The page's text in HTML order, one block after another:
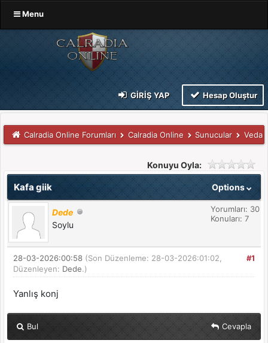
Menu
GIRIŞ YAP Hesap Oluştur
Calradia Online Forumları Calradia Online Sunucular Veda
Konuyu Oyla:
Options
Kafa giik
Dede
Soylu
Yorumları: 30
Konuları: 7
#1
28-03-2026:00:58 (Son Düzenleme: 28-03-2026:01:02,
Düzenleyen: Dede.)
Yanlış konj
Bul Cevapla